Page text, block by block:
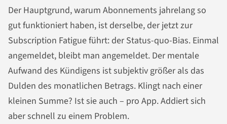
Der Hauptgrund, warum Abonnements jahrelang so
gut funktioniert haben, ist derselbe, der jetzt zur
Subscription Fatigue führt: der Status-quo-Bias. Einmal
angemeldet, bleibt man angemeldet. Der mentale
Aufwand des Kündigens ist subjektiv größer als das
Dulden des monatlichen Betrags. Klingt nach einer
kleinen Summe? Ist sie auch – pro App. Addiert sich
aber schnell zu einem Problem.